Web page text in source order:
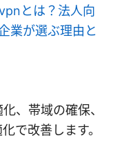
とは？法人向
業が選ぶ理由と
、帯域の確保、
で改善します。